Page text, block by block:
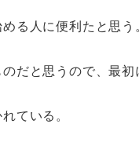
る人に便利たと思う。
だと思うので、最初
ている。